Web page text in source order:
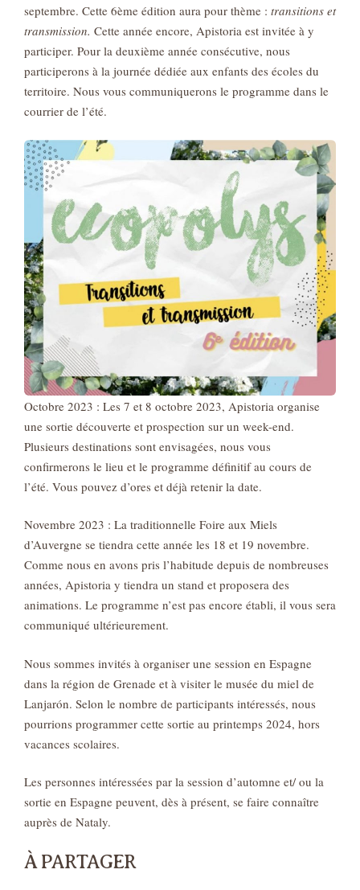
septembre. Cette 6ème édition aura pour thème : transitions et
transmission. Cette année encore, Apistoria est invitée à y
participer. Pour la deuxième année consécutive, nous
participerons à la journée dédiée aux enfants des écoles du
territoire. Nous vous communiquerons le programme dans le
courrier de l’été.
Octobre 2023 : Les 7 et 8 octobre 2023, Apistoria organise
une sortie découverte et prospection sur un week-end.
Plusieurs destinations sont envisagées, nous vous
confirmerons le lieu et le programme définitif au cours de
l’été. Vous pouvez d’ores et déjà retenir la date.
Novembre 2023 : La traditionnelle Foire aux Miels
d’Auvergne se tiendra cette année les 18 et 19 novembre.
Comme nous en avons pris l’habitude depuis de nombreuses
années, Apistoria y tiendra un stand et proposera des
animations. Le programme n’est pas encore établi, il vous sera
communiqué ultérieurement.
Nous sommes invités à organiser une session en Espagne
dans la région de Grenade et à visiter le musée du miel de
Lanjarón. Selon le nombre de participants intéressés, nous
pourrions programmer cette sortie au printemps 2024, hors
vacances scolaires.
Les personnes intéressées par la session d’automne et/ ou la
sortie en Espagne peuvent, dès à présent, se faire connaître
auprès de Nataly.
À PARTAGER